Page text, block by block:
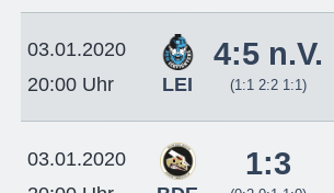
03.01.2020
20:00 Uhr
LEI
4:5 n.V.
(1:1 2:2 1:1)
03.01.2020
1:3